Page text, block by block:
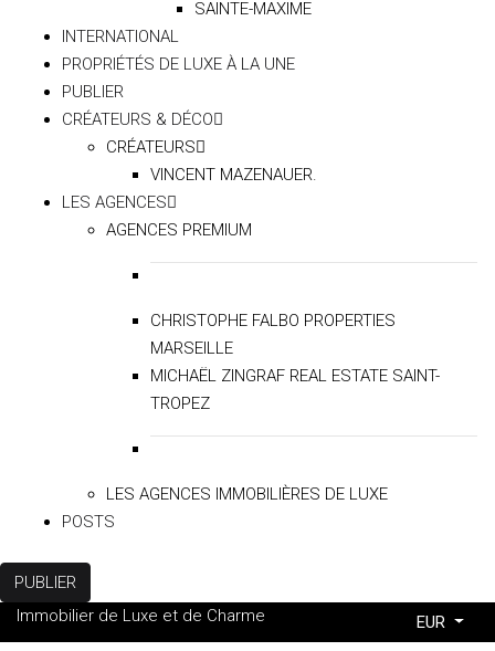
SAINTE-MAXIME
INTERNATIONAL
PROPRIÉTÉS DE LUXE À LA UNE
PUBLIER
CRÉATEURS & DÉCO
CRÉATEURS
VINCENT MAZENAUER.
LES AGENCES
AGENCES PREMIUM
CHRISTOPHE FALBO PROPERTIES
MARSEILLE
MICHAËL ZINGRAF REAL ESTATE SAINT-
TROPEZ
LES AGENCES IMMOBILIÈRES DE LUXE
POSTS
PUBLIER
Immobilier de Luxe et de Charme
EUR